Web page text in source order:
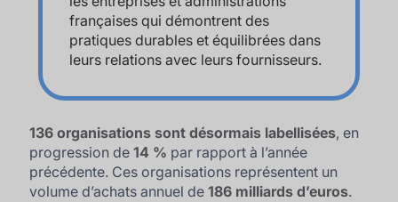
françaises qui démontrent des
pratiques durables et équilibrées dans
leurs relations avec leurs fournisseurs.
136 organisations sont désormais labellisées, en
progression de14 % par rapport à l’année
précédente. Ces organisations représentent un
volume d’achats annuel de186 milliards d’euros.